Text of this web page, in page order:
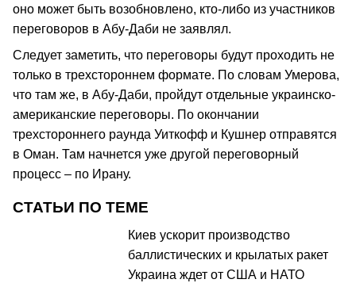
оно может быть возобновлено, кто-либо из участников
переговоров в Абу-Даби не заявлял.
Следует заметить, что переговоры будут проходить не
только в трехстороннем формате. По словам Умерова,
что там же, в Абу-Даби, пройдут отдельные украинско-
американские переговоры. По окончании
трехстороннего раунда Уиткофф и Кушнер отправятся
в Оман. Там начнется уже другой переговорный
процесс – по Ирану.
СТАТЬИ ПО ТЕМЕ
Киев ускорит производство
баллистических и крылатых ракет
Украина ждет от США и НАТО